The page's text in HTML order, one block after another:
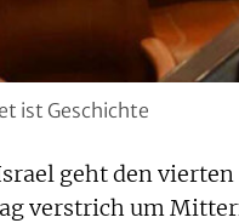
ist Geschichte
geht den
verstrich um